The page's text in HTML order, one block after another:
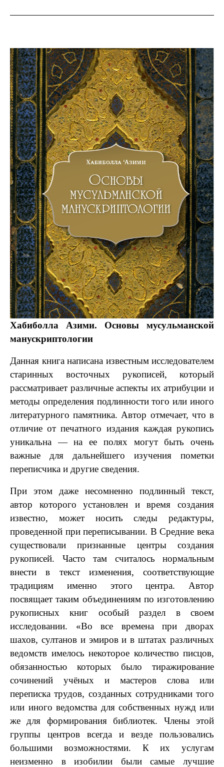
Хабиболла Азими. Основы мусульманской
манускриптологии
Данная книга написана известным исследователем
старинных восточных рукописей, который
рассматривает различные аспекты их атрибуции и
методы определения подлинности того или иного
литературного памятника. Автор отмечает, что в
отличие от печатного издания каждая рукопись
уникальна — на ее полях могут быть очень
важные для дальнейшего изучения пометки
переписчика и другие сведения.
При этом даже несомненно подлинный текст,
автор которого установлен и время создания
известно, может носить следы редактуры,
проведенной при переписывании. В Средние века
существовали признанные центры создания
рукописей. Часто там считалось нормальным
внести в текст изменения, соответствующие
традициям именно этого центра. Автор
посвящает таким объединениям по изготовлению
рукописных книг особый раздел в своем
исследовании. «Во все времена при дворах
шахов, султанов и эмиров и в штатах различных
ведомств имелось некоторое количество писцов,
обязанностью которых было тиражирование
сочинений учёных и мастеров слова или
переписка трудов, созданных сотрудниками того
или иного ведомства для собственных нужд или
же для формирования библиотек. Члены этой
группы центров всегда и везде пользовались
большими возможностями. К их услугам
неизменно в изобилии были самые лучшие